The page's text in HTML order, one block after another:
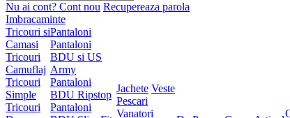
Nu ai cont? Cont nou Recupereaza parola
Imbracaminte
Tricouri si
Camasi
Tricouri
Camuflaj
Tricouri
Simple
Tricouri
Pantaloni
Pantaloni
BDU si US
Army
Pantaloni
BDU Ripstop
Pantaloni
Jachete Veste
Pescari
Vanatori